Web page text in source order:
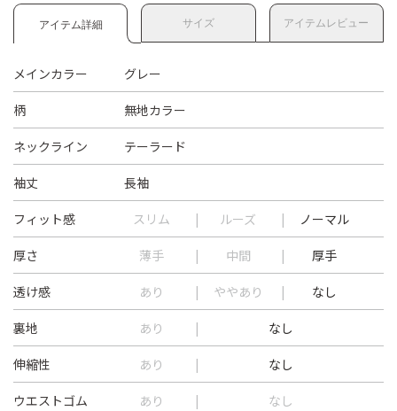
アイテム詳細 サイズ アイテムレビュー
メインカラー グレー
柄 無地カラー
ネックライン テーラード
袖丈 長袖
フィット感 スリム ルーズ ノーマル
厚さ 薄手 中間 厚手
透け感 あり ややあり なし
裏地 あり なし
伸縮性 あり なし
ウエストゴム あり なし